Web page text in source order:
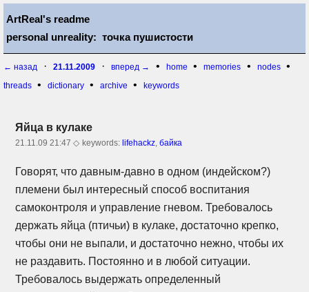
ArtReal's readme
personal unreality: точка пушистости
← назад · 21.11.2009 · вперед → • home • memories • nodes •
threads • dictionary • archive • keywords
Яйца в кулаке
21.11.09 21:47 ◇ keywords:lifehackz ,байка
Говорят, что давным-давно в одном (индейском?)
племени был интересный способ воспитания
самоконтроля и управление гневом. Требовалось
держать яйца (птичьи) в кулаке, достаточно крепко,
чтобы они не выпали, и достаточно нежно, чтобы их
не раздавить. Постоянно и в любой ситуации.
Требовалось выдержать определенный